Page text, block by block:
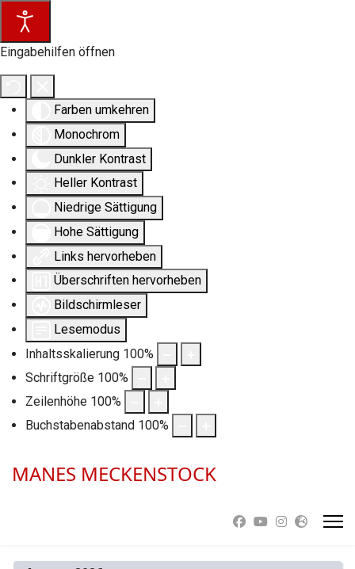
Eingabehilfen öffnen
Farben umkehren
Monochrom
Dunkler Kontrast
Heller Kontrast
Niedrige Sättigung
Hohe Sättigung
Links hervorheben
Überschriften hervorheben
Bildschirmleser
Lesemodus
Inhaltsskalierung 100%
Schriftgröße 100%
Zeilenhöhe 100%
Buchstabenabstand 100%
MANES MECKENSTOCK